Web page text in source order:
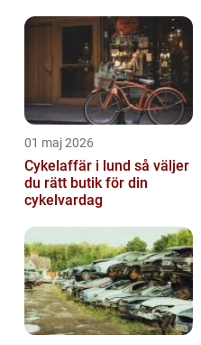
01 maj 2026
Cykelaffär i lund så väljer
du rätt butik för din
cykelvardag